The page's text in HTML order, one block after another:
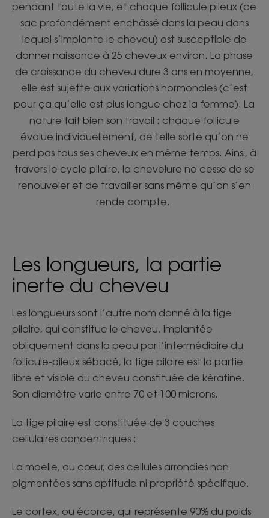
pendant toute la vie, et chaque follicule pileux (ce
sac profondément enchâssé dans la peau dans
lequel s’implante le cheveu) est susceptible de
donner naissance à 25 cheveux environ. La phase
de croissance du cheveu dure 3 ans en moyenne,
elle est sujette aux variations hormonales (c’est
pour ça qu’elle est plus longue chez la femme). La
nature fait bien son travail : chaque follicule
évolue individuellement, de telle sorte qu’on ne
perd pas tous ses cheveux en même temps. Ainsi, à
travers le cycle pilaire, la chevelure ne cesse de se
renouveler et de travailler sans même qu’on s’en
rende compte.
Les longueurs, la partie
inerte du cheveu
Les longueurs sont l’autre nom donné à la tige
pilaire, qui constitue le cheveu. Implantée
obliquement dans la peau par l’intermédiaire du
follicule-pileux sébacé, la tige pilaire est la partie
libre et visible du cheveu constituée de kératine.
Son diamètre varie entre 70 et 100 microns.
La tige pilaire est constituée de 3 couches
cellulaires concentriques :
La moelle, au cœur, des cellules arrondies non
pigmentées sans aptitude ni propriété spécifique.
Le cortex, ou écorce, qui représente 90% du poids